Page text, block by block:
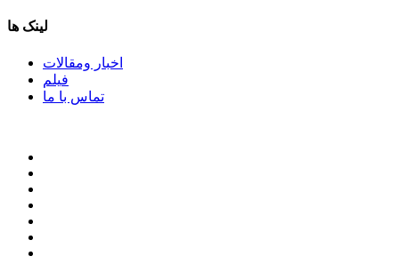
لینک ها
اخبار ومقالات
فیلم
تماس با ما